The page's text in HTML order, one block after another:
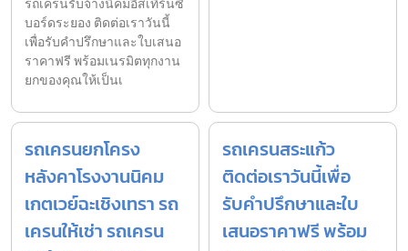
บอร์ดระยอง ติดต่อเราวันนี้
เพื่อรับคำปรึกษาและใบเสนอ
ราคาฟรี พร้อมเนรมิตทุกงาน
ยกของคุณให้เป็นเ
รถเครนยกโครง
หลังคาโรงงานนิคม
เกตเวย์ฉะเชิงเทรา รถ
เครนให้เช่า รถเครน
รถเครนสระแก้ว
ติดต่อเราวันนี้เพื่อ
รับคำปรึกษาและใบ
เสนอราคาฟรี พร้อม